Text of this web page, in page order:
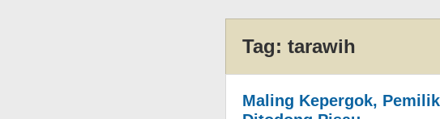
Tag:tarawih
Maling Kepergok,